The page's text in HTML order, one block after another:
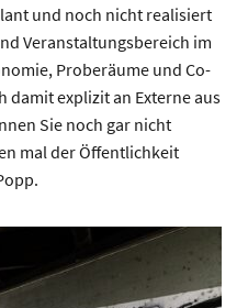
und noch nicht realisiert
Veranstaltungsbereich im
Proberäume und Co-
damit explizit an Externe aus
Sie noch gar nicht
mal der Öffentlichkeit